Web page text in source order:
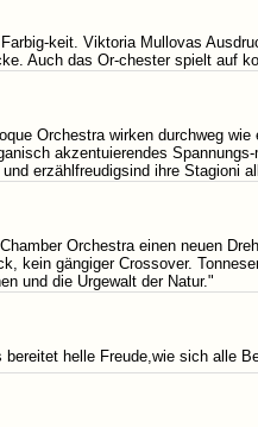
keit. Viktoria Mullovas
Auch das Or-chester spielt auf
Orchestra wirken durchweg
akzentuierendes
erzählfreudigsind ihre Stagioni
Orchestra einen neuen
kein gängiger Crossover.
und die Urgewalt der Natur."
helle Freude,wie sich alle